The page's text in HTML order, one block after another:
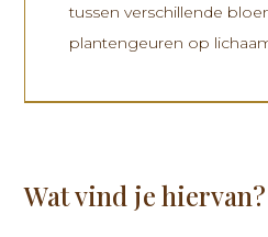
tussen verschillende
plantengeuren op
Wat vind je hiervan?